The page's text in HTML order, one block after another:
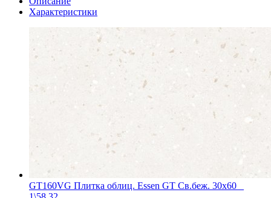
Характеристики
GT160VG Плитка облиц. Essen GT Св.беж. 30x60 _